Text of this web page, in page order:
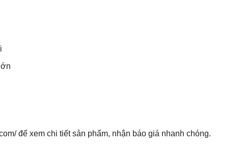
để xem chi tiết sản phẩm, nhận báo giá nhanh chóng.